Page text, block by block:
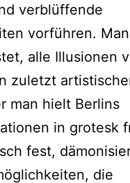
verblüffende
vorführen.
alle Illusionen
zuletzt
man hielt Berlins
in grotesk
fest,
die